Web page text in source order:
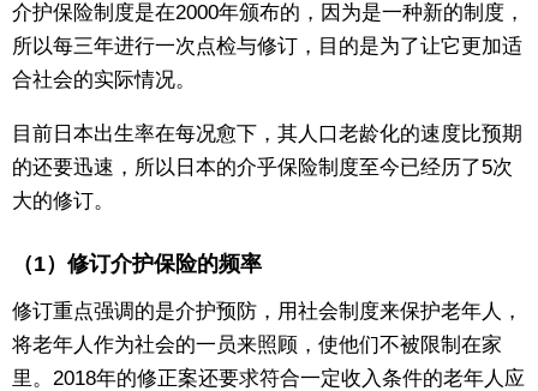
介护保险制度是在2000年颁布的，因为是一种新的制度，
所以每三年进行一次点检与修订，目的是为了让它更加适
合社会的实际情况。
目前日本出生率在每况愈下，其人口老龄化的速度比预期
的还要迅速，所以日本的介乎保险制度至今已经历了5次
大的修订。
（1）修订介护保险的频率
修订重点强调的是介护预防，用社会制度来保护老年人，
将老年人作为社会的一员来照顾，使他们不被限制在家
里。2018年的修正案还要求符合一定收入条件的老年人应